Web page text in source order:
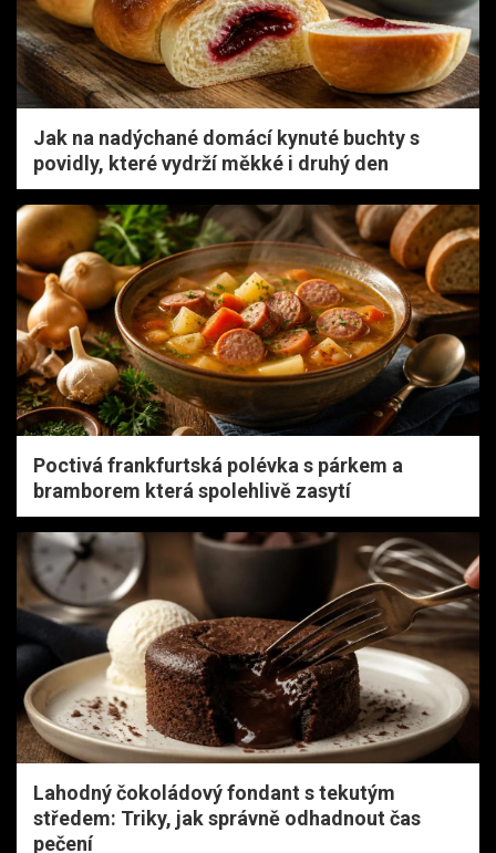
Jak na nadýchané domácí kynuté buchty s
povidly, které vydrží měkké i druhý den
Poctivá frankfurtská polévka s párkem a
bramborem která spolehlivě zasytí
Lahodný čokoládový fondant s tekutým
středem: Triky, jak správně odhadnout čas
pečení